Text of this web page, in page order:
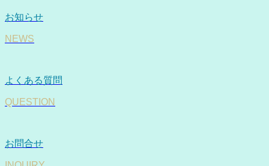
お知らせ
NEWS
よくある質問
QUESTION
お問合せ